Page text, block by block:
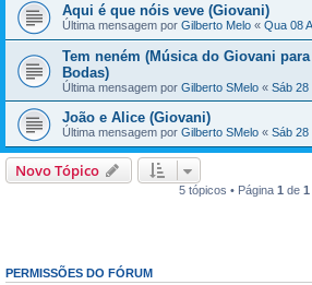
Aqui é que nóis veve (Giovani)
Última mensagem por Gilberto Melo « Qua 08
Tem neném (Música do Giovani
Bodas)
Última mensagem por Gilberto SMelo « Sáb 28
João e Alice (Giovani)
Última mensagem por Gilberto SMelo « Sáb 28
Novo Tópico
5 tópicos • Página 1 de 1
PERMISSÕES DO FÓRUM